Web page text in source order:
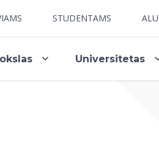
STUDENTAMS
Universitetas